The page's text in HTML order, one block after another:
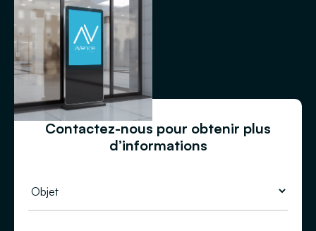
Contactez-nous pour obtenir plus
d’informations